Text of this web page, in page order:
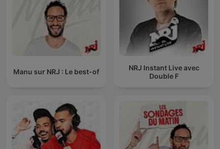
Manu sur NRJ : Le best-of
NRJ Instant Live avec
Double F